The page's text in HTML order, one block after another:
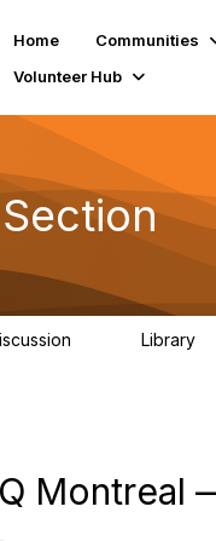
Home Communities
Volunteer Hub
Library
Montreal